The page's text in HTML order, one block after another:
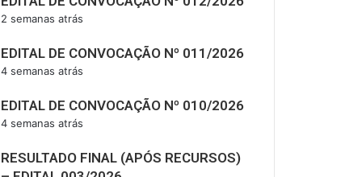
2 semanas atrás
EDITAL DE CONVOCAÇÃO Nº 011/2026
4 semanas atrás
EDITAL DE CONVOCAÇÃO Nº 010/2026
4 semanas atrás
RESULTADO FINAL (APÓS RECURSOS)